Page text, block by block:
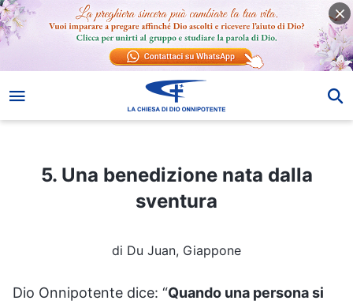
5. Una benedizione nata dalla sventura
5. Una benedizione nata dalla
sventura
di Du Juan, Giappone
Dio Onnipotente dice: “Quando una persona si